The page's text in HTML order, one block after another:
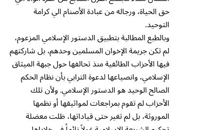
حق الحياة، ورجاله من عبادة الأصنام الي كرامة
التوحيد.
وبالطبع المطالبة بتطبيق الدستور الإسلامي المزعوم،
لم تكن جريمة الإخوان المسلمين وحدهم، بل شاركتهم
فيها الأحزاب الطائفية منذ تحالفها حول جبهة الميثاق
الإسلامي، وانصياعها لدعوة الترابي بأن نظام الحكم
الصالح الوحيد هو الدستور الإسلامي. ولأن تلك
الأحزاب لم تقوم بمراجعات لمواثيقها أو نظمها
الموروثة، بل لم تغير حتى قياداتها، ظلت معضلة